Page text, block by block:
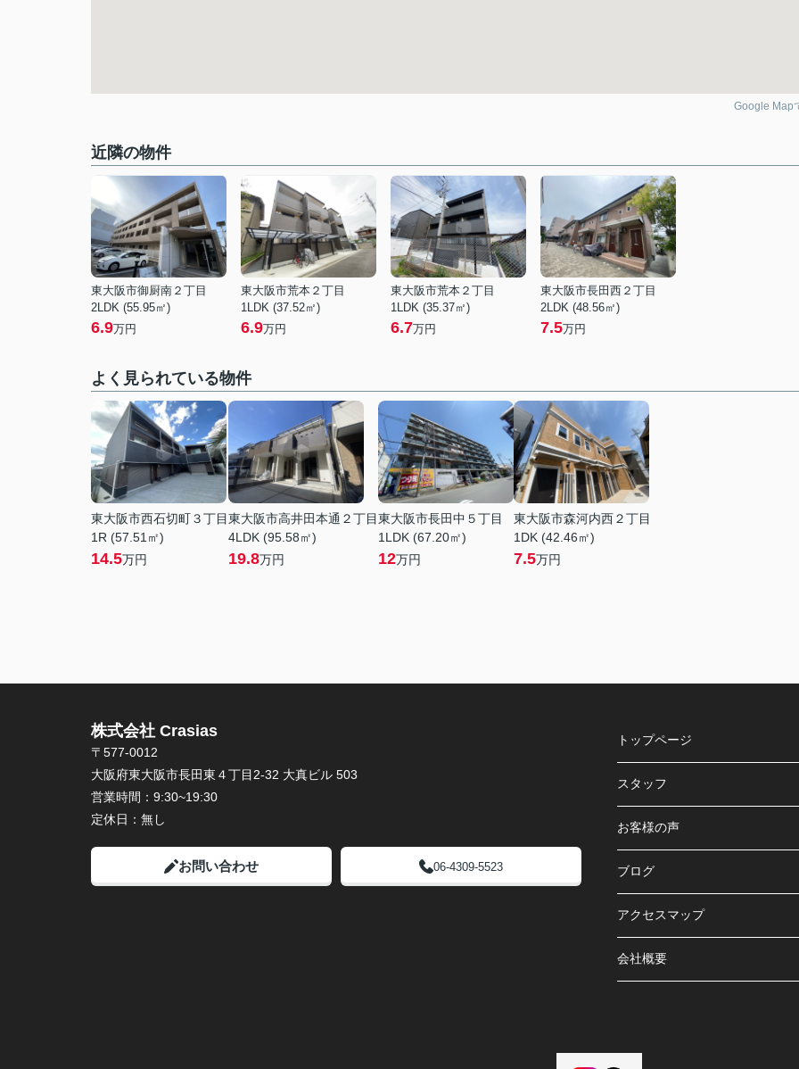
Google Map
近隣の物件
東大阪市御厨南２丁目
2LDK (55.95㎡)
6.9万円
東大阪市荒本２丁目
1LDK (37.52㎡)
6.9万円
東大阪市荒本２丁目
1LDK (35.37㎡)
6.7万円
東大阪市長田西２丁目
2LDK (48.56㎡)
7.5万円
よく見られている物件
東大阪市西石切町３丁目
1R (57.51㎡)
14.5万円
東大阪市高井田本通２丁目
4LDK (95.58㎡)
19.8万円
東大阪市長田中５丁目
1LDK (67.20㎡)
12万円
東大阪市森河内西２丁目
1DK (42.46㎡)
7.5万円
株式会社 Crasias
〒577-0012
大阪府東大阪市長田東４丁目2-32 大真ビル 503
営業時間： 9:30~19:30
定休日： 無し
お問い合わせ 06-4309-5523
トップページ
スタッフ
お客様の声
ブログ
アクセスマップ
会社概要